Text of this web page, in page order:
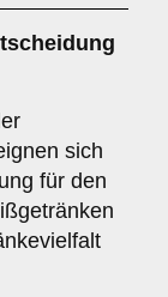
sich
für den